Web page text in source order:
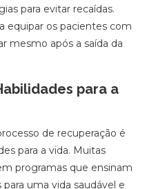
para evitar recaídas.
equipar os pacientes com
mesmo após a saída da
para a
de recuperação é
para a vida. Muitas
programas que ensinam
para uma vida saudável e